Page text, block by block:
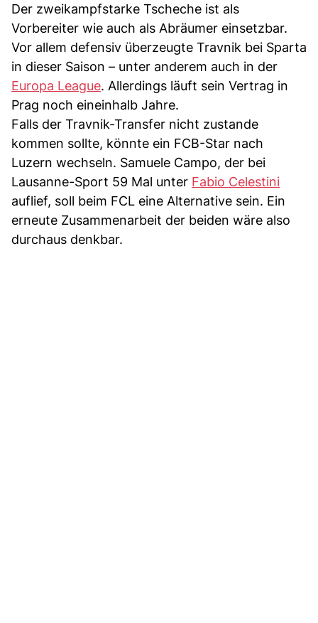
Der zweikampfstarke Tscheche ist als
Vorbereiter wie auch als Abräumer einsetzbar.
Vor allem defensiv überzeugte Travnik bei Sparta
in dieser Saison – unter anderem auch in der
Europa League. Allerdings läuft sein Vertrag in
Prag noch eineinhalb Jahre.
Falls der Travnik-Transfer nicht zustande
kommen sollte, könnte ein FCB-Star nach
Luzern wechseln. Samuele Campo, der bei
Lausanne-Sport 59 Mal unter Fabio Celestini
auflief, soll beim FCL eine Alternative sein. Ein
erneute Zusammenarbeit der beiden wäre also
durchaus denkbar.